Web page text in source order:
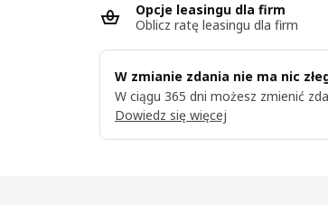
Opcje leasingu dla firm
Oblicz ratę leasingu dla firm
W zmianie zdania nie ma nic
W ciągu 365 dni możesz zmienić
Dowiedz się więcej